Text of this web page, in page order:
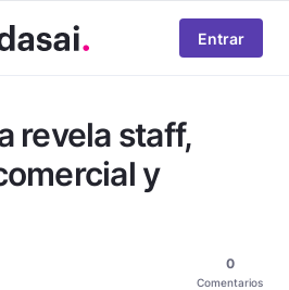
Entrar
revela staff,
y
0
Comentarios